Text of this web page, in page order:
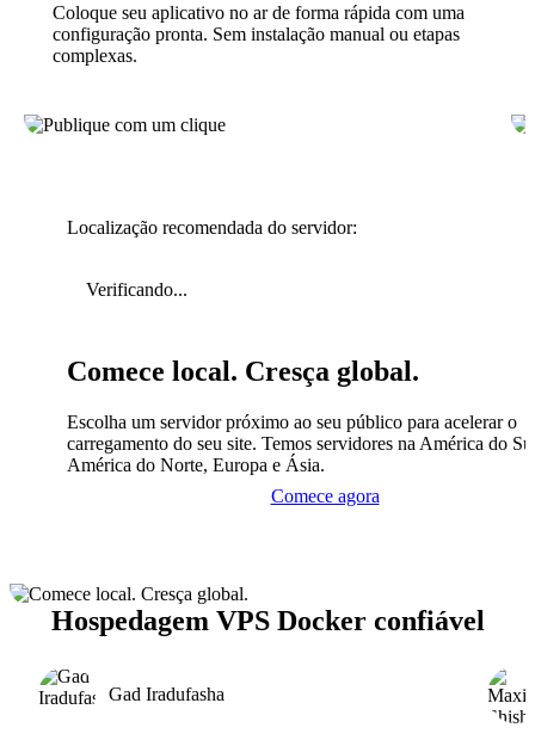
Coloque seu aplicativo no ar de forma rápida com uma
configuração pronta. Sem instalação manual ou etapas
complexas.
Localização recomendada do servidor:
Verificando...
Comece local. Cresça global.
Escolha um servidor próximo ao seu público para acelerar o
carregamento do seu site. Temos servidores na América do
América do Norte, Europa e Ásia.
Comece agora
Hospedagem VPS Docker confiável
Gad Iradufasha